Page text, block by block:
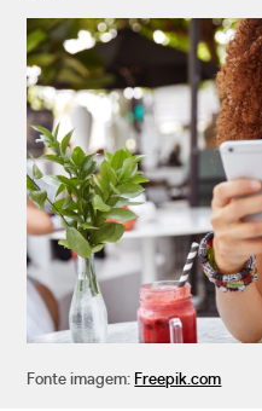
Fonte imagem: Freepik.com